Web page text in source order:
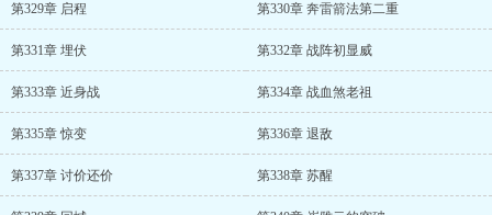
第329章 启程 第330章 奔雷箭法第二重
第331章 埋伏 第332章 战阵初显威
第333章 近身战 第334章 战血煞老祖
第335章 惊变 第336章 退敌
第337章 讨价还价 第338章 苏醒